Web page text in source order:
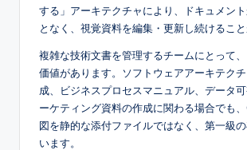
する」アーキテクチャにより、ドキュメン
となく、視覚資料を編集・更新し続けること
複雑な技術文書を管理するチームにとって
価値があります。ソフトウェアアーキテク
成、ビジネスプロセスマニュアル、データ
ーケティング資料の作成に関わる場合でも
図を静的な添付ファイルではなく、第一級
います。